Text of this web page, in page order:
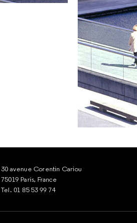
30 avenue Corentin Cariou
75019 Paris, France
Tel. 01 85 53 99 74